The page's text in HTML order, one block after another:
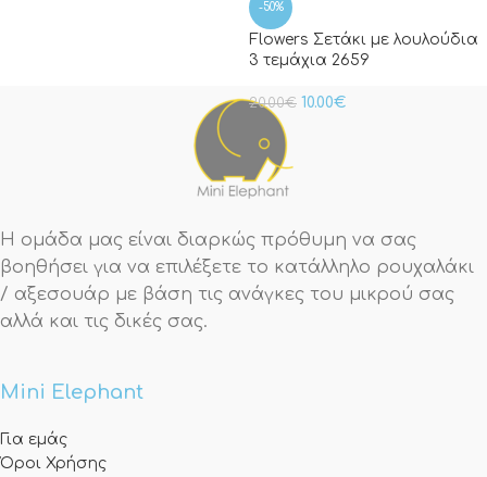
-50%
Flowers Σετάκι με λουλούδια
3 τεμάχια 2659
20.00€ 10.00€
Η ομάδα μας είναι διαρκώς πρόθυμη να σας
βοηθήσει για να επιλέξετε το κατάλληλο ρουχαλάκι
/ αξεσουάρ με βάση τις ανάγκες του μικρού σας
αλλά και τις δικές σας.
Mini Elephant
Για εμάς
Όροι Χρήσης